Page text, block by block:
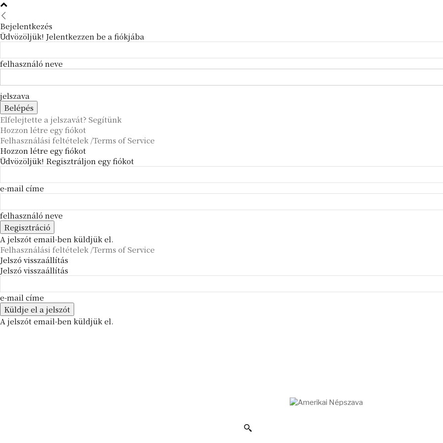
Bejelentkezés
Üdvözöljük! Jelentkezzen be a fiókjába
felhasználó neve
jelszava
Elfelejtette a jelszavát? Segítünk
Hozzon létre egy fiókot
Felhasználási feltételek /Terms of Service
Hozzon létre egy fiókot
Üdvözöljük! Regisztráljon egy fiókot
e-mail címe
felhasználó neve
A jelszót email-ben küldjük el.
Felhasználási feltételek /Terms of Service
Jelszó visszaállítás
Jelszó visszaállítás
e-mail címe
A jelszót email-ben küldjük el.